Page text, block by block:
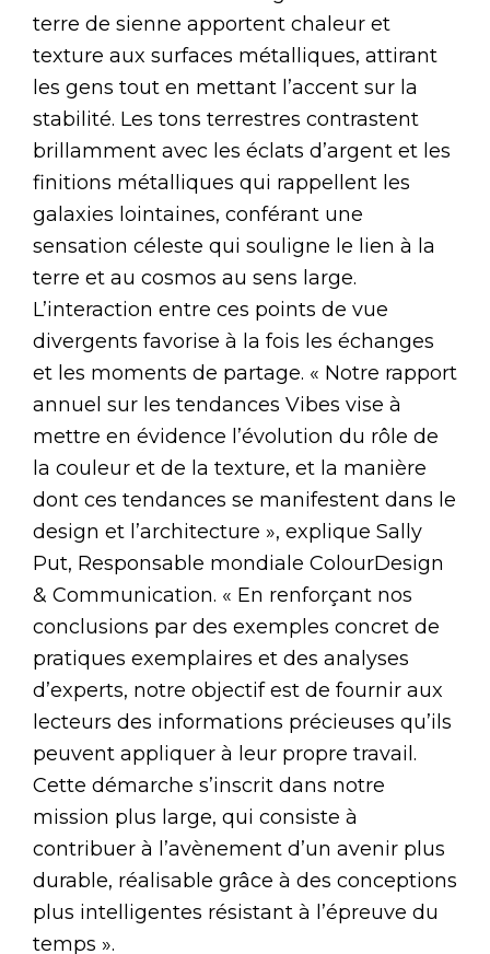
terre de sienne apportent chaleur et
texture aux surfaces métalliques, attirant
les gens tout en mettant l’accent sur la
stabilité. Les tons terrestres contrastent
brillamment avec les éclats d’argent et les
finitions métalliques qui rappellent les
galaxies lointaines, conférant une
sensation céleste qui souligne le lien à la
terre et au cosmos au sens large.
L’interaction entre ces points de vue
divergents favorise à la fois les échanges
et les moments de partage. « Notre rapport
annuel sur les tendances Vibes vise à
mettre en évidence l’évolution du rôle de
la couleur et de la texture, et la manière
dont ces tendances se manifestent dans le
design et l’architecture », explique Sally
Put, Responsable mondiale ColourDesign
& Communication. « En renforçant nos
conclusions par des exemples concret de
pratiques exemplaires et des analyses
d’experts, notre objectif est de fournir aux
lecteurs des informations précieuses qu’ils
peuvent appliquer à leur propre travail.
Cette démarche s’inscrit dans notre
mission plus large, qui consiste à
contribuer à l’avènement d’un avenir plus
durable, réalisable grâce à des conceptions
plus intelligentes résistant à l’épreuve du
temps ».